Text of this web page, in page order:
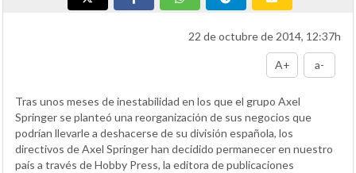
22 de octubre de 2014, 12:37h
A+ a-
Tras unos meses de inestabilidad en los que el grupo Axel
Springer se planteó una reorganización de sus negocios que
podrían llevarle a deshacerse de su división española, los
directivos de Axel Springer han decidido permanecer en nuestro
país a través de Hobby Press, la editora de publicaciones